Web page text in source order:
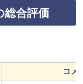
総合評価
コメ